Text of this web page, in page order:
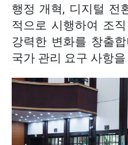
행정 개혁, 디지털 전
적으로 시행하여 조
강력한 변화를 창출
국가 관리 요구 사항